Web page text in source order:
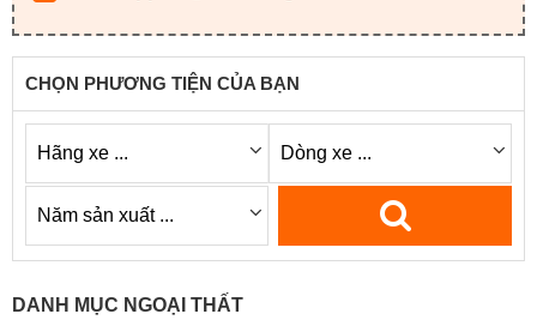
CHỌN PHƯƠNG TIỆN CỦA BẠN
DANH MỤC NGOẠI THẤT